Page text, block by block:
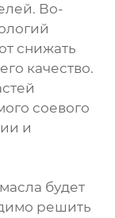
Во-
снижать
качество.
соевого
и
будет
решить